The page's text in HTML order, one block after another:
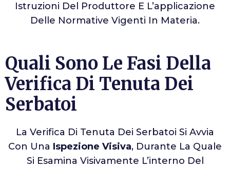
Istruzioni Del Produttore E L’applicazione
Delle Normative Vigenti In Materia.
Quali Sono Le Fasi Della
Verifica Di Tenuta Dei
Serbatoi
La Verifica Di Tenuta Dei Serbatoi Si Avvia
Con Una Ispezione Visiva, Durante La Quale
Si Esamina Visivamente L’interno Del